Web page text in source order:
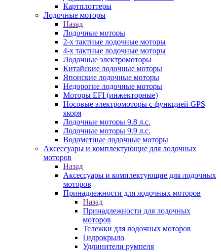
Картплоттеры
Лодочные моторы
Назад
Лодочные моторы
2-х тактные лодочные моторы
4-х тактные лодочные моторы
Лодочные электромоторы
Китайские лодочные моторы
Японские лодочные моторы
Недорогие лодочные моторы
Моторы EFI (инжекторные)
Носовые электромоторы с функцией GPS
якоря
Лодочные моторы 9.8 л.с.
Лодочные моторы 9.9 л.с.
Водометные лодочные моторы
Аксессуары и комплектующие для лодочных
моторов
Назад
Аксессуары и комплектующие для лодочных
моторов
Принадлежности для лодочных моторов
Назад
Принадлежности для лодочных
моторов
Тележки для лодочных моторов
Гидрокрыло
Удлинители румпеля